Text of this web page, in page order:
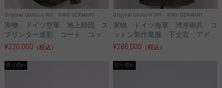
Original Uniform WH WWII GERMANY
実物 ドイツ空軍 地上師団 ス
プリンター迷彩 コート コッ...
¥220,000 （税込）
Original Uniform WH WWII GERMANY
実物 ドイツ海軍 湾岸砲兵 コ
ットン製作業服 下士官 アド...
¥286,000 （税込）
売り切れ 売り切れ